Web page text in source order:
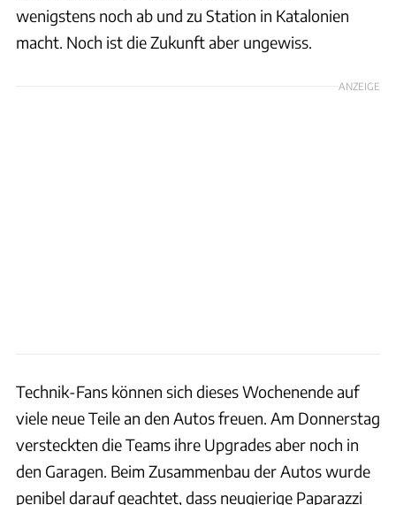
wenigstens noch ab und zu Station in Katalonien
macht. Noch ist die Zukunft aber ungewiss.
ANZEIGE
Technik-Fans können sich dieses Wochenende auf
viele neue Teile an den Autos freuen. Am Donnerstag
versteckten die Teams ihre Upgrades aber noch in
den Garagen. Beim Zusammenbau der Autos wurde
penibel darauf geachtet, dass neugierige Paparazzi